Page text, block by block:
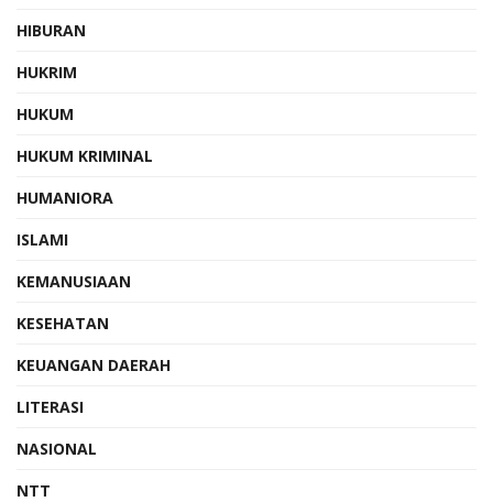
HIBURAN
HUKRIM
HUKUM
HUKUM KRIMINAL
HUMANIORA
ISLAMI
KEMANUSIAAN
KESEHATAN
KEUANGAN DAERAH
LITERASI
NASIONAL
NTT